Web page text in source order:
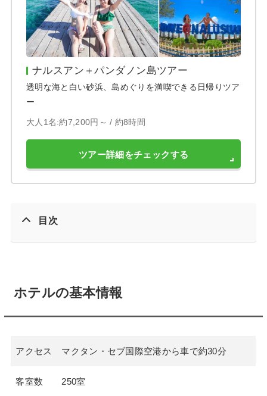
ナルスアン＋パンダノン島ツアー
透明な海と白い砂浜、島めぐりを満喫できる日帰りツア
ー
大人1名:約7,200円～ / 約8時間
ツアー詳細をチェックする
目次
ホテルの基本情報
アクセス マクタン・セブ国際空港から車で約30分
客室数 250室